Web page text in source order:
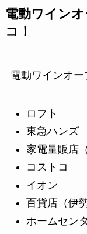
電動ワイン
コ！
電動ワインオー
ロフト
東急ハンズ
家電量販店
コストコ
イオン
百貨店（伊
ホームセン